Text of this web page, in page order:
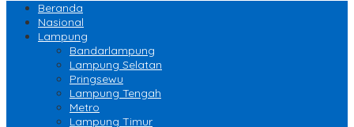
Beranda
Nasional
Lampung
Bandarlampung
Lampung Selatan
Pringsewu
Lampung Tengah
Metro
Lampung Timur